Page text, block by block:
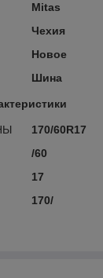
Mitas
Чехия
Новое
Шина
170/60R17
/60
17
170/